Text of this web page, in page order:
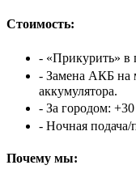
Стоимость:
- «Прикурить» в
- Замена АКБ на
аккумулятора.
- За городом:
- Ночная подача/
Почему мы: